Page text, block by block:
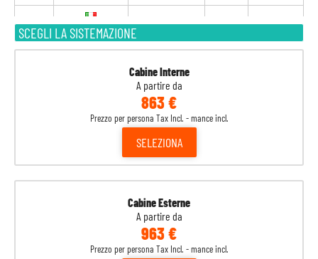
SCEGLI LA SISTEMAZIONE
Cabine Interne
A partire da
863 €
Prezzo per persona Tax Incl. - mance incl.
SELEZIONA
Cabine Esterne
A partire da
963 €
Prezzo per persona Tax Incl. - mance incl.
6
Italia
Brindisi 07:00 18:00
Spalato
Venezia